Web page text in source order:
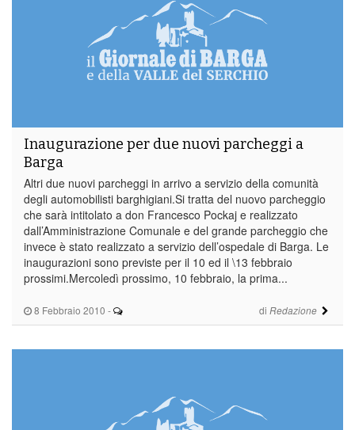
8 Febbraio 2010 - di Redazione
Inaugurazione per due nuovi parcheggi a
Barga
Altri due nuovi parcheggi in arrivo a servizio della comunità
degli automobilisti barghigiani.Si tratta del nuovo parcheggio
che sarà intitolato a don Francesco Pockaj e realizzato
dall’Amministrazione Comunale e del grande parcheggio che
invece è stato realizzato a servizio dell’ospedale di Barga. Le
inaugurazioni sono previste per il 10 ed il \13 febbraio
prossimi.Mercoledì prossimo, 10 febbraio, la prima...